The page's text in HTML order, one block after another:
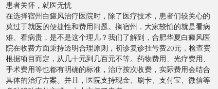
患者关怀，就医无忧
在选择宿州白癜风治疗医院时，除了医疗技术，患者们较关心的
莫过于就医的便捷性和费用问题。搁宿州，大家较怕的就是看病
难、看病贵，是不是这个理儿？我们了解到，合肥华夏白癜风医
院在收费方面秉持透明合理原则，初诊复诊挂号费20元，检查费
根据项目而定，从几十元到几百元不等。药物费用、光疗费用、
手术费用等也都有明确的标准，治疗按次收费，实际费用会结合
具体的治疗方案。并且，医院支持现金、刷卡、支付宝、微信等